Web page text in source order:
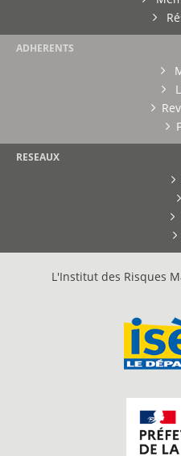
ADHERENTS
RESEAUX
L'Institut des Risques